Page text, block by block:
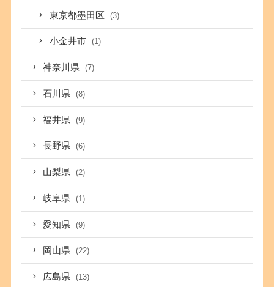
東京都墨田区 (3)
小金井市 (1)
神奈川県 (7)
石川県 (8)
福井県 (9)
長野県 (6)
山梨県 (2)
岐阜県 (1)
愛知県 (9)
岡山県 (22)
広島県 (13)